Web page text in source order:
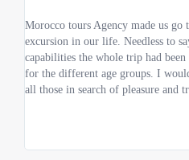
Morocco tours Agency made us go
excursion in our life. Needless to
capabilities the whole trip had
for the different age groups. I
all those in search of pleasure and